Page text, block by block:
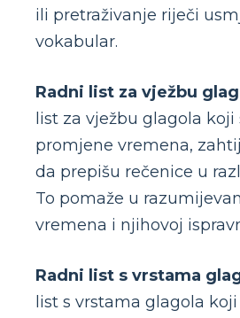
ili pretraživanje riječi
vokabular.
Radni list za vježbu
list za vježbu glagola koji
promjene vremena,
da prepišu rečenice u
To pomaže u
vremena i njihovoj
Radni list s vrstama
list s vrstama glagola